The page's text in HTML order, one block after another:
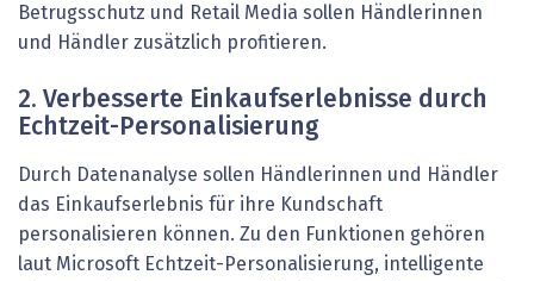
Betrugsschutz und Retail Media sollen Händlerinnen
und Händler zusätzlich profitieren.
2. Verbesserte Einkaufserlebnisse durch
Echtzeit-Personalisierung
Durch Datenanalyse sollen Händlerinnen und Händler
das Einkaufserlebnis für ihre Kundschaft
personalisieren können. Zu den Funktionen gehören
laut Microsoft Echtzeit-Personalisierung, intelligente